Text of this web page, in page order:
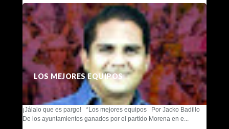
LOS MEJORES EQUIPOS
¡Jálalo que es pargo! *Los mejores equipos Por Jacko Badillo
De los ayuntamientos ganados por el partido Morena en e...